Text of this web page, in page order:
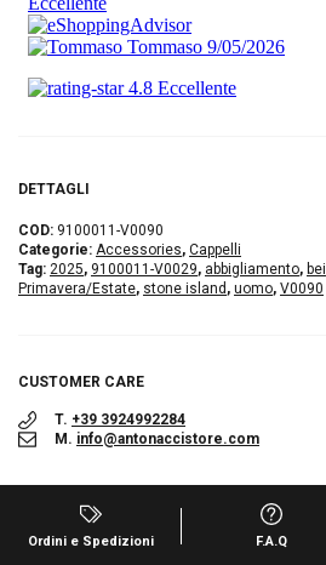
DETTAGLI
COD: 9100011-V0090
Categorie: Accessories, Cappelli
Tag: 2025, 9100011-V0029, abbigliamento,
Primavera/Estate, stone island , uomo, V0090
CUSTOMER CARE
T. +39 3924992284
M. info@antonaccistore.com
Ordini e Spedizioni F.A.Q